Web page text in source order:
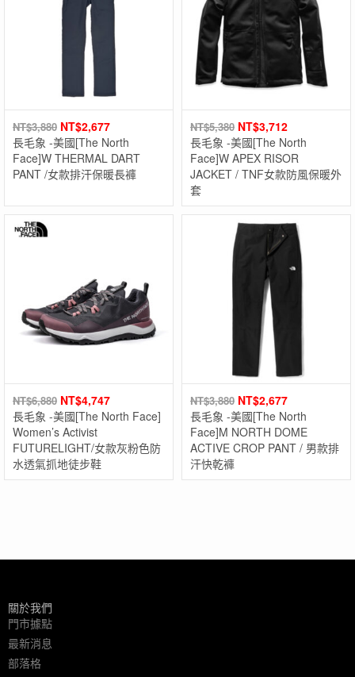
NT$3,880 NT$2,677
長毛象 -美國[The North
Face]W THERMAL DART
PANT /女款排汗保暖長褲
NT$5,380 NT$3,712
長毛象 -美國[The North
Face]W APEX RISOR
JACKET / TNF女款防風保暖外
套
NT$6,880 NT$4,747
長毛象 -美國[The North Face]
Women’s Activist
FUTURELIGHT/女款灰粉色防
水透氣抓地徒步鞋
NT$3,880 NT$2,677
長毛象 -美國[The North
Face]M NORTH DOME
ACTIVE CROP PANT / 男款排
汗快乾褲
關於我們
門市據點
最新消息
部落格